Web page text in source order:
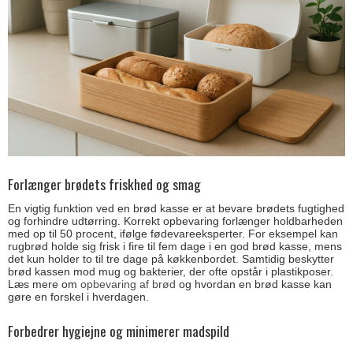
Forlænger brødets friskhed og smag
En vigtig funktion ved en brød kasse er at bevare brødets fugtighed
og forhindre udtørring. Korrekt opbevaring forlænger holdbarheden
med op til 50 procent, ifølge fødevareeksperter. For eksempel kan
rugbrød holde sig frisk i fire til fem dage i en god brød kasse, mens
det kun holder to til tre dage på køkkenbordet. Samtidig beskytter
brød kassen mod mug og bakterier, der ofte opstår i plastikposer.
Læs mere om opbevaring af brød og hvordan en brød kasse kan
gøre en forskel i hverdagen.
Forbedrer hygiejne og minimerer madspild